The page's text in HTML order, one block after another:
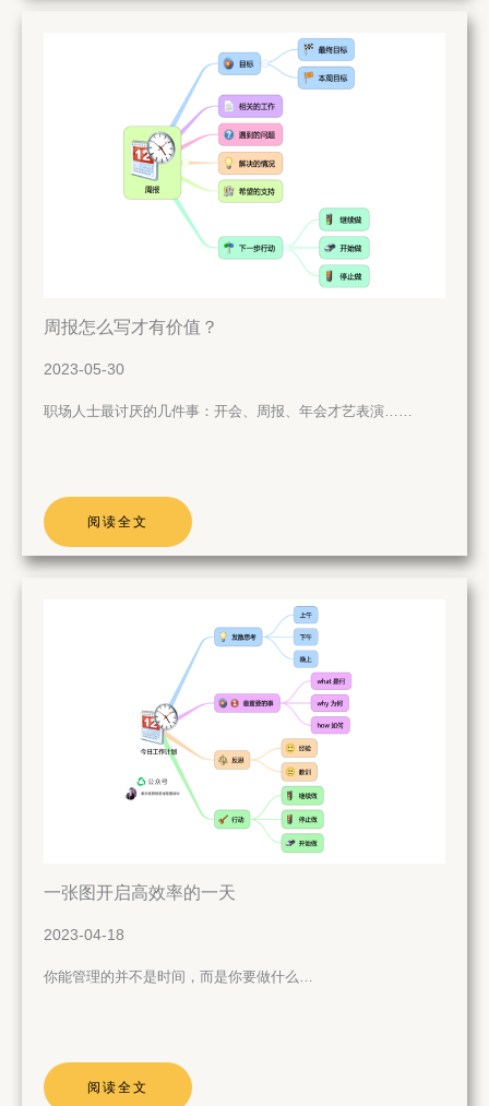
周报怎么写才有价值？
2023-05-30
职场人士最讨厌的几件事：开会、周报、年会才艺表演……
阅读全文
一张图开启高效率的一天
2023-04-18
你能管理的并不是时间，而是你要做什么…
阅读全文